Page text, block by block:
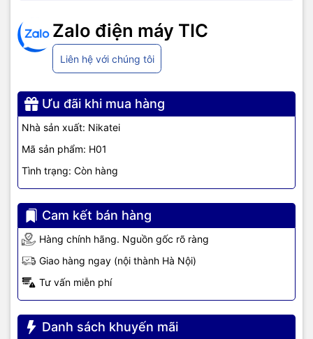
Zalo điện máy TIC
Liên hệ với chúng tôi
Ưu đãi khi mua hàng
Nhà sản xuất: Nikatei
Mã sản phẩm: H01
Tình trạng: Còn hàng
Cam kết bán hàng
Hàng chính hãng. Nguồn gốc rõ ràng
Giao hàng ngay (nội thành Hà Nội)
Tư vấn miễn phí
Danh sách khuyến mãi